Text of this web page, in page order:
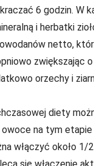
6 godzin. W
i herbatki
netto,
zwiększając
orzechy i
diety
na tym etapie
włączyć około